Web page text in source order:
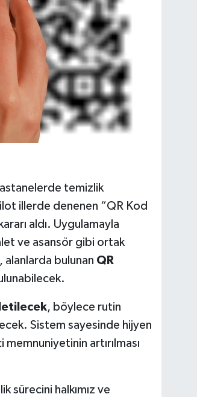
temizlik
illerde denenen “QR Kod
aldı. Uygulamayla
ve asansör gibi ortak
alanlarda bulunan QR
, böylece rutin
Sistem sayesinde hijyen
artırılması
sürecini halkımız ve